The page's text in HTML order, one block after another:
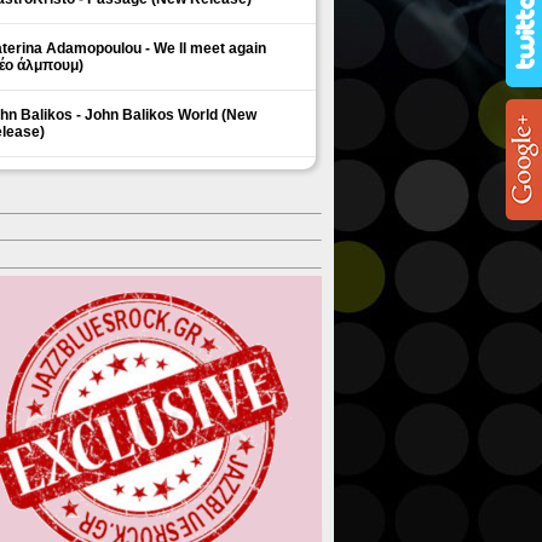
Adamopoulou - We ll meet again
άλμπουμ)
Balikos - John Balikos World (New